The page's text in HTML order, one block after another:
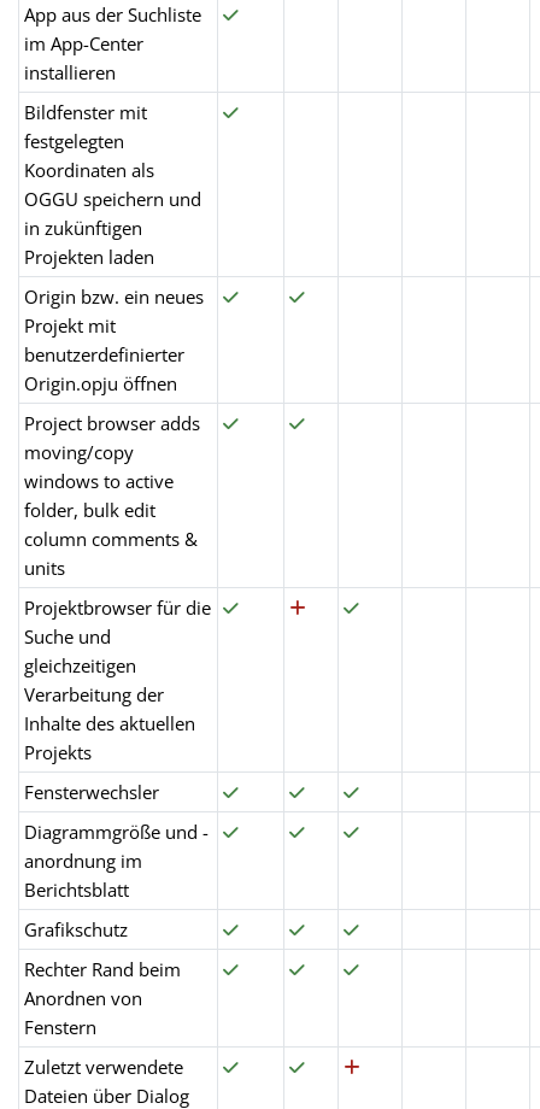
App aus der Suchliste
im App-Center
installieren
Bildfenster mit
festgelegten
Koordinaten als
OGGU speichern und
in zukünftigen
Projekten laden
Origin bzw. ein neues
Projekt mit
benutzerdefinierter
Origin.opju öffnen
Project browser adds
moving/copy
windows to active
folder, bulk edit
column comments &
units
Projektbrowser für die
Suche und
gleichzeitigen
Verarbeitung der
Inhalte des aktuellen
Projekts
Fensterwechsler
Diagrammgröße und -
anordnung im
Berichtsblatt
Grafikschutz
Rechter Rand beim
Anordnen von
Fenstern
Zuletzt verwendete
Dateien über Dialog